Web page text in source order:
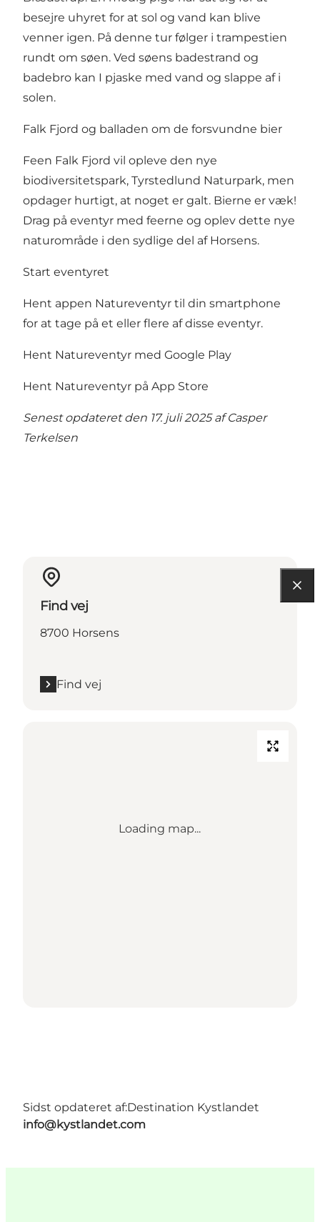
besejre uhyret for at sol og vand kan blive
venner igen. På denne tur følger i trampestien
rundt om søen. Ved søens badestrand og
badebro kan I pjaske med vand og slappe af i
solen.
Falk Fjord og balladen om de forsvundne bier
Feen Falk Fjord vil opleve den nye
biodiversitetspark, Tyrstedlund Naturpark, men
opdager hurtigt, at noget er galt. Bierne er væk!
Drag på eventyr med feerne og oplev dette nye
naturområde i den sydlige del af Horsens.
Start eventyret
Hent appen Natureventyr til din smartphone
for at tage på et eller flere af disse eventyr.
Hent Natureventyr med Google Play
Hent Natureventyr på App Store
Senest opdateret den 17. juli 2025 afCasper
Terkelsen
Find vej
8700 Horsens
Find vej
Loading map...
Sidst opdateret af:Destination Kystlandet
info@kystlandet.com